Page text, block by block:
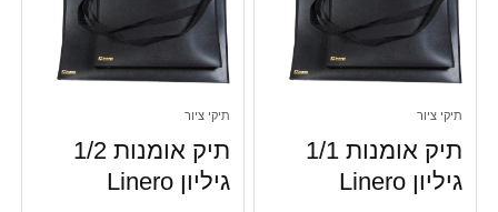
תיקי ציור
תיק אומנות 1/1
גיליון Linero
תיקי ציור
תיק אומנות 1/2
גיליון Linero